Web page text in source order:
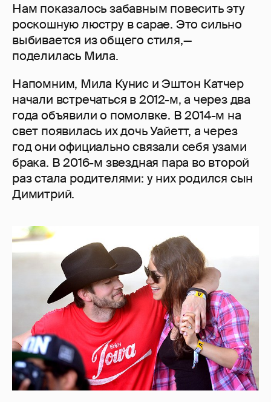
Нам показалось забавным повесить эту
роскошную люстру в сарае. Это сильно
выбивается из общего стиля,—
поделилась Мила.
Напомним, Мила Кунис и Эштон Катчер
начали встречаться в 2012-м, а через два
года объявили о помолвке. В 2014-м на
свет появилась их дочь Уайетт, а через
год они официально связали себя узами
брака. В 2016-м звездная пара во второй
раз стала родителями: у них родился сын
Димитрий.